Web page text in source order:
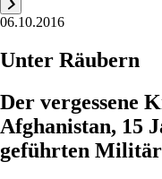
06.10.2016
Unter Räubern
Der vergessene
Afghanistan, 15
geführten